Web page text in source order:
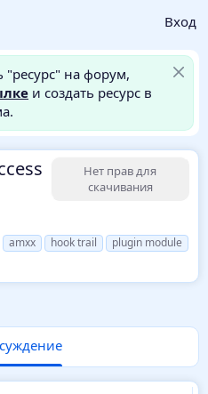
Вход
"ресурс" на форум,
и создать ресурс в
Нет прав для
скачивания
Т
е
amxx hook trail
plugin module